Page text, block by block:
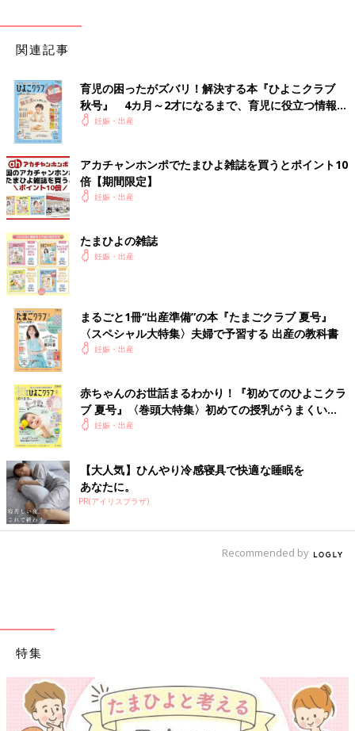
関連記事
育児の困ったがズバリ！解決する本『ひよこクラブ
秋号』 4カ月～2才になるまで、育児に役立つ情報が
いっぱい！
妊娠・出産
アカチャンホンポでたまひよ雑誌を買うとポイント10
倍【期間限定】
妊娠・出産
たまひよの雑誌
妊娠・出産
まるごと1冊“出産準備”の本『たまごクラブ 夏号』
〈スペシャル大特集〉夫婦で予習する 出産の教科書
妊娠・出産
赤ちゃんのお世話まるわかり！『初めてのひよこクラ
ブ 夏号』〈巻頭大特集〉初めての授乳がうまくい
く！ おっぱい・ミルクの基本と夏のトラブル 解決テ
妊娠・出産
【大人気】ひんやり冷感寝具で快適な睡眠を
あなたに。
PR(アイリスプラザ)
Recommended by
特集